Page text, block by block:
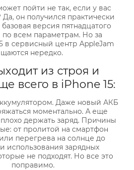
пойти не так, если у вас
он получился практически
версия пятнадцатого
всем параметрам. Но за
в сервисный центр AppleJam
нередко.
из строя и
всего в iPhone 15:
Даже новый АКБ
моментально. А еще
держать заряд. Причины
от пролитой на смартфон
перегрева на солнце до
использования зарядных
не подходят. Но все это
поправимо.